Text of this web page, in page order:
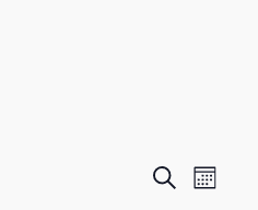
TRAŽIMJESEC